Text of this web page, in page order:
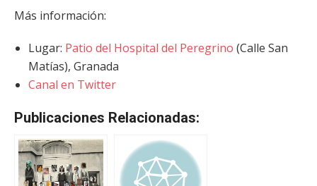
Más información:
Lugar: Patio del Hospital del Peregrino (Calle San
Matías), Granada
Canal en Twitter
Publicaciones Relacionadas: